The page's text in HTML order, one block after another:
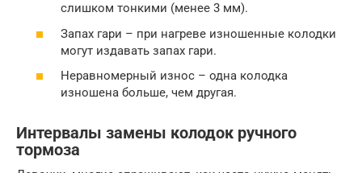
слишком тонкими (менее 3 мм).
Запах гари – при нагреве изношенные колодки
могут издавать запах гари.
Неравномерный износ – одна колодка
изношена больше, чем другая.
Интервалы замены колодок ручного
тормоза